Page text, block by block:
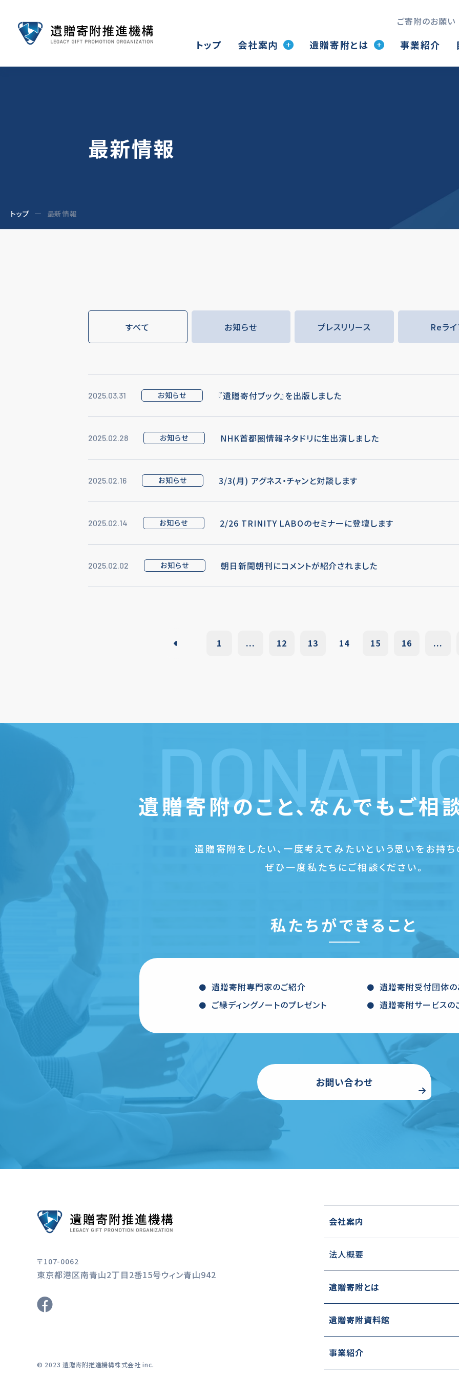
ご寄附のお願い
トップ 会社案内 遺贈寄附とは 事業紹介
最新情報
トップ 最新情報
すべて お知らせ プレスリリース Reライ
2025.03.31 お知らせ 『遺贈寄付ブック』を出版しました
2025.02.28 お知らせ NHK首都圏情報ネタドリに生出演しました
2025.02.16 お知らせ 3/3(月) アグネス・チャンと対談します
2025.02.14 お知らせ 2/26 TRINITY LABOのセミナーに登壇します
2025.02.02 お知らせ 朝日新聞朝刊にコメントが紹介されました
1 ... 12 13 14 15 16 ...
遺贈寄附のこと、 なんでもご相
遺贈寄附をしたい、一度考えてみたいという思いをお持ち
ぜひ一度私たちにご相談ください。
私たちができること
遺贈寄附専門家のご紹介
ご縁ディングノートのプレゼント
遺贈寄附受付団体
遺贈寄附サービスの
お問い合わせ
〒107-0062
東京都港区南青山2丁目2番15号ウィン青山942
© 2023 遺贈寄附推進機構株式会社 inc.
会社案内
法人概要
遺贈寄附とは
遺贈寄附資料館
事業紹介